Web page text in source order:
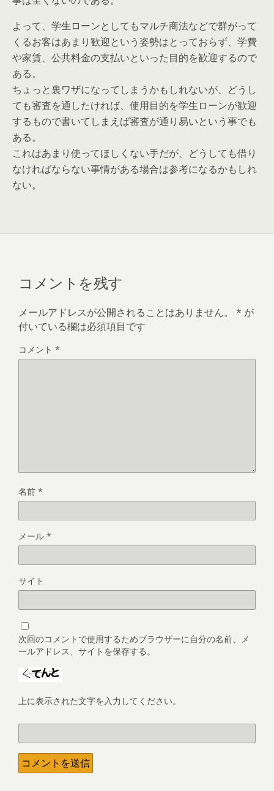
よって、学生ローンとしてもマルチ商法などで群がって
くるお客はあまり歓迎という姿勢はとっておらず、学費
や家賃、公共料金の支払いといった目的を歓迎するので
ある。
ちょっと裏ワザになってしまうかもしれないが、どうし
ても審査を通したければ、使用目的を学生ローンが歓迎
するもので書いてしまえば審査が通り易いという事でも
ある。
これはあまり使ってほしくない手だが、どうしても借り
なければならない事情がある場合は参考になるかもしれ
ない。
コメントを残す
メールアドレスが公開されることはありません。 * が
付いている欄は必須項目です
コメント *
名前 *
メール *
サイト
次回のコメントで使用するためブラウザーに自分の名前、メ
ールアドレス、サイトを保存する。
上に表示された文字を入力してください。